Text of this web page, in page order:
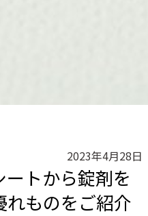
2023年4月28日
ートから錠剤を
ものをご紹介